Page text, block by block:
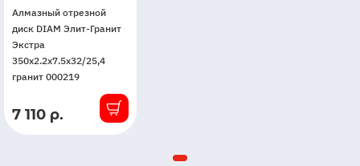
Алмазный отрезной
диск DIAM Элит-Гранит
Экстра
350x2.2x7.5x32/25,4
гранит 000219
В
7 110 р.